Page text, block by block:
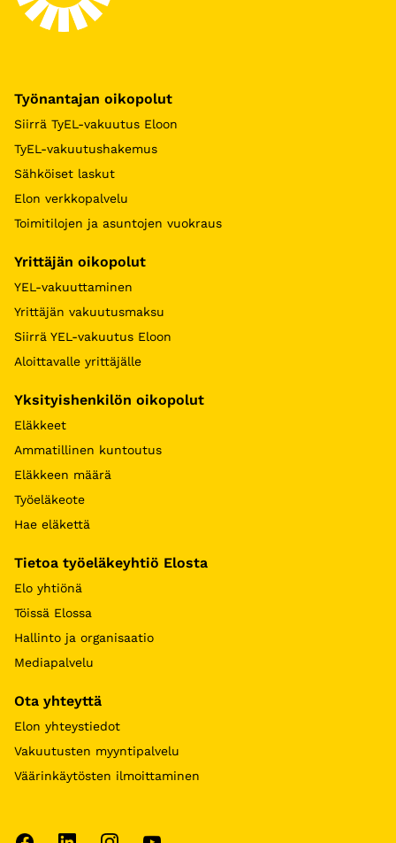
Työnantajan oikopolut
Siirrä TyEL-vakuutus Eloon
TyEL-vakuutushakemus
Sähköiset laskut
Elon verkkopalvelu
Toimitilojen ja asuntojen vuokraus
Yrittäjän oikopolut
YEL-vakuuttaminen
Yrittäjän vakuutusmaksu
Siirrä YEL-vakuutus Eloon
Aloittavalle yrittäjälle
Yksityishenkilön oikopolut
Eläkkeet
Ammatillinen kuntoutus
Eläkkeen määrä
Työeläkeote
Hae eläkettä
Tietoa työeläkeyhtiö Elosta
Elo yhtiönä
Töissä Elossa
Hallinto ja organisaatio
Mediapalvelu
Ota yhteyttä
Elon yhteystiedot
Vakuutusten myyntipalvelu
Väärinkäytösten ilmoittaminen